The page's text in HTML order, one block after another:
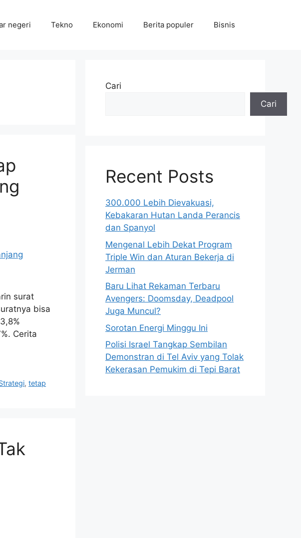
negeri Tekno Ekonomi Berita populer Bisnis
surat
bisa
Cerita
,tetap
Cari
Cari
Recent Posts
300.000 Lebih Dievakuasi,
Kebakaran Hutan Landa Perancis
dan Spanyol
Mengenal Lebih Dekat Program
Triple Win dan Aturan Bekerja di
Jerman
Baru Lihat Rekaman Terbaru
Avengers: Doomsday, Deadpool
Juga Muncul?
Sorotan Energi Minggu Ini
Polisi Israel Tangkap Sembilan
Demonstran di Tel Aviv yang Tolak
Kekerasan Pemukim di Tepi Barat